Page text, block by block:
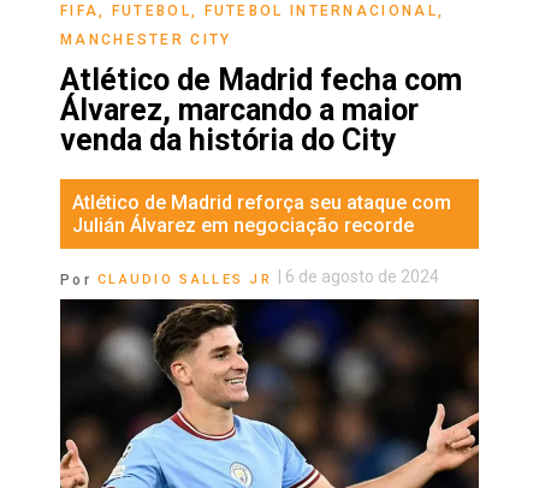
FIFA FUTEBOL FUTEBOL INTERNACIONAL
MANCHESTER CITY
Atlético de Madrid fecha com
Álvarez, marcando a maior
venda da história do City
Atlético de Madrid reforça seu ataque com
Julián Álvarez em negociação recorde
Por CLAUDIO SALLES JR 6 de agosto de 2024